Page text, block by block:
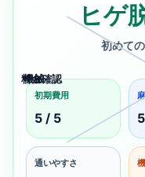
ヒゲ
初めて
機械
料金確認
初期費用
5 / 5
通いやすさ